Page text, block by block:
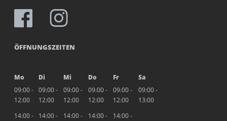
ÖFFNUNGSZEITEN
Mo Di Mi Do Fr
Sa
09:00 -
12:00
09:00 -
12:00
09:00 -
12:00
09:00 -
12:00
09:00 -
12:00
09:00 -
13:00
14:00 -
14:00 -
14:00 -
14:00 -
14:00 -